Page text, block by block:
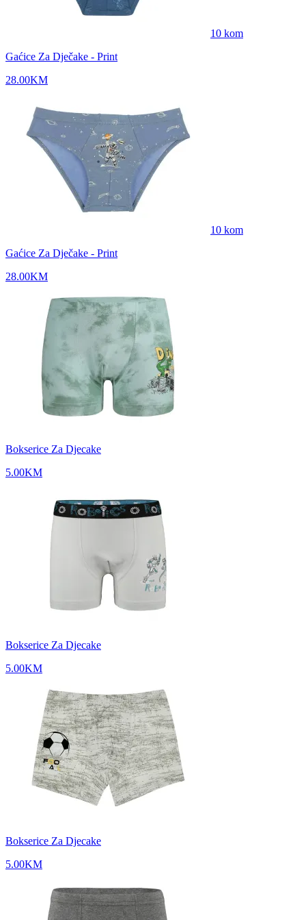
10 kom
Gaćice Za Dječake - Print
28.00KM
10 kom
Gaćice Za Dječake - Print
28.00KM
Bokserice Za Djecake
5.00KM
Bokserice Za Djecake
5.00KM
Bokserice Za Djecake
5.00KM